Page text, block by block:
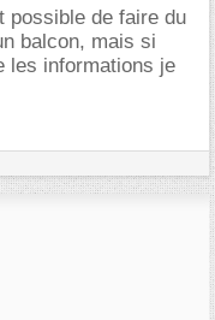
possible de faire du
balcon, mais si
les informations je